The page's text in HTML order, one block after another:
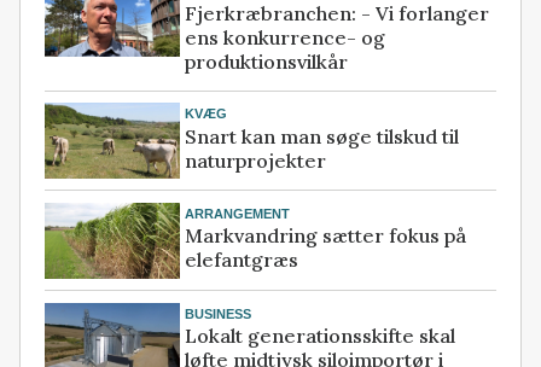
Fjerkræbranchen: - Vi forlanger
ens konkurrence- og
produktionsvilkår
KVÆG
Snart kan man søge tilskud til
naturprojekter
ARRANGEMENT
Markvandring sætter fokus på
elefantgræs
BUSINESS
Lokalt generationsskifte skal
løfte midtjysk siloimportør i